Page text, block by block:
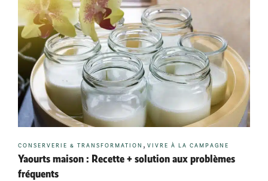
Yaourts maison : Recette + solution aux problèmes
fréquents
Catégories
CONSERVERIE & TRANSFORMATION , VIVRE À LA CAMPAGNE